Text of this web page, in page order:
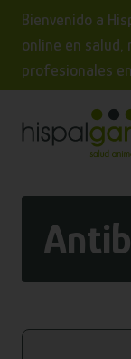
Bienvenido a
online en salud,
profesionales